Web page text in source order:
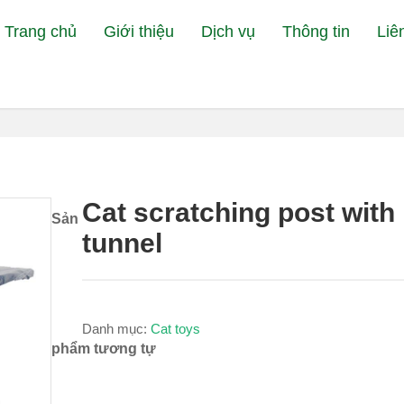
Trang chủ Giới thiệu Dịch vụ Thông tin
Cat scratching post with
tunnel
Danh mục: Cat toys
Sản
phẩm tương tự